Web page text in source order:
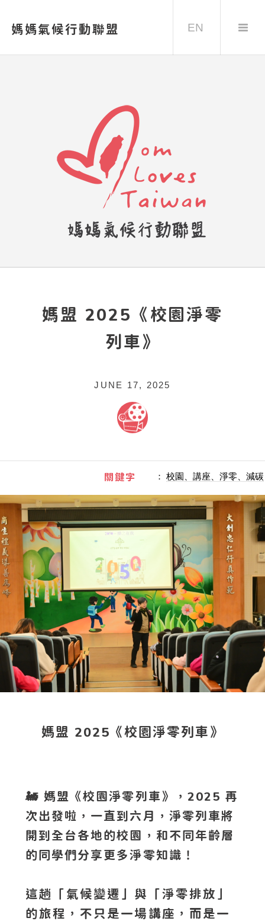
媽媽氣候行動聯盟 EN
媽盟 2025《校園淨零
列車》
JUNE 17, 2025
關鍵字 ： 校園、講座、淨零、減碳
媽盟 2025《校園淨零列車》
🚂 媽盟《校園淨零列車》，2025 再
次出發啦，一直到六月，淨零列車將
開到全台各地的校園，和不同年齡層
的同學們分享更多淨零知識！
這趟「氣候變遷」與「淨零排放」
的旅程，不只是一場講座，而是一